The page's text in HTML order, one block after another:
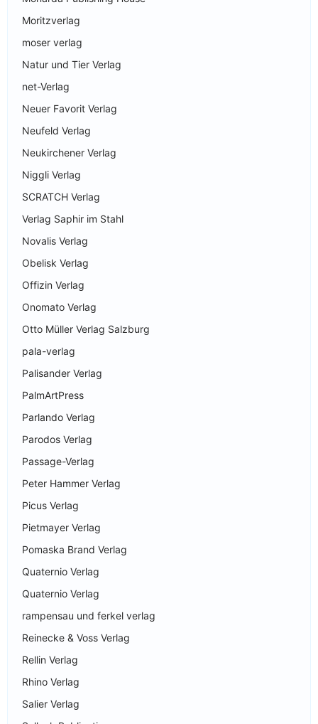
Moritzverlag
moser verlag
Natur und Tier Verlag
net-Verlag
Neuer Favorit Verlag
Neufeld Verlag
Neukirchener Verlag
Niggli Verlag
SCRATCH Verlag
Verlag Saphir im Stahl
Novalis Verlag
Obelisk Verlag
Offizin Verlag
Onomato Verlag
Otto Müller Verlag Salzburg
pala-verlag
Palisander Verlag
PalmArtPress
Parlando Verlag
Parodos Verlag
Passage-Verlag
Peter Hammer Verlag
Picus Verlag
Pietmayer Verlag
Pomaska Brand Verlag
Quaternio Verlag
Quaternio Verlag
rampensau und ferkel verlag
Reinecke & Voss Verlag
Rellin Verlag
Rhino Verlag
Salier Verlag